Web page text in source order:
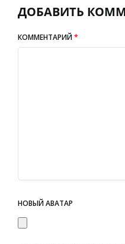
ДОБАВИТЬ
КОММЕНТАРИЙ*
НОВЫЙ АВАТАР